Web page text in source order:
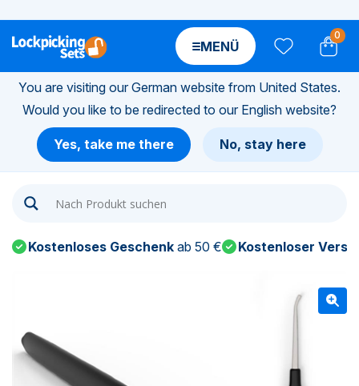
0
MENÜ
You are visiting our German website from United States.
Would you like to be redirected to our English website?
Yes, take me there No, stay here
Kostenloses Geschenk ab 50 € Kostenloser